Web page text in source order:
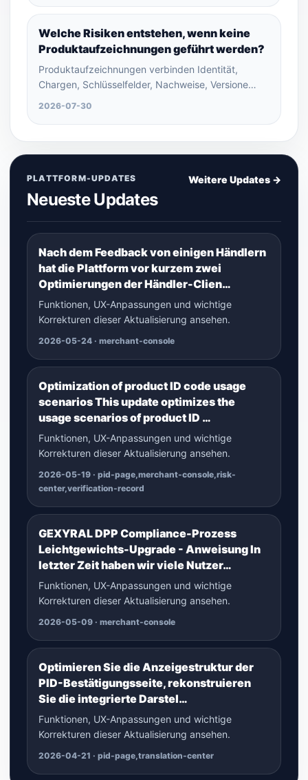
Welche Risiken entstehen, wenn keine
Produktaufzeichnungen geführt werden?
Produktaufzeichnungen verbinden Identität,
Chargen, Schlüsselfelder, Nachweise, Versione…
2026-07-30
PLATTFORM-UPDATES
Neueste Updates
Weitere Updates →
Nach dem Feedback von einigen Händlern
hat die Plattform vor kurzem zwei
Optimierungen der Händler-Clien…
Funktionen, UX-Anpassungen und wichtige
Korrekturen dieser Aktualisierung ansehen.
2026-05-24 · merchant-console
Optimization of product ID code usage
scenarios This update optimizes the
usage scenarios of product ID …
Funktionen, UX-Anpassungen und wichtige
Korrekturen dieser Aktualisierung ansehen.
2026-05-19 · pid-page,merchant-console,risk-
center,verification-record
GEXYRAL DPP Compliance-Prozess
Leichtgewichts-Upgrade - Anweisung In
letzter Zeit haben wir viele Nutzer…
Funktionen, UX-Anpassungen und wichtige
Korrekturen dieser Aktualisierung ansehen.
2026-05-09 · merchant-console
Optimieren Sie die Anzeigestruktur der
PID-Bestätigungsseite, rekonstruieren
Sie die integrierte Darstel…
Funktionen, UX-Anpassungen und wichtige
Korrekturen dieser Aktualisierung ansehen.
2026-04-21 · pid-page,translation-center